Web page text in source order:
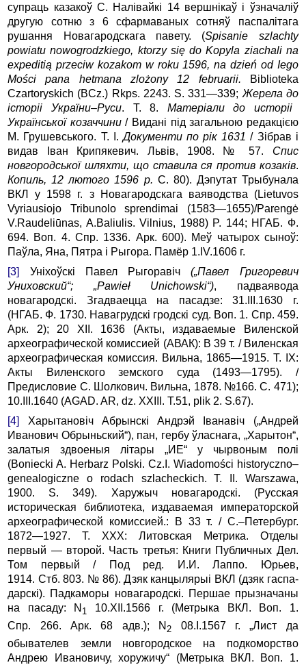
супраць казакоў С. Налівайкі 14 вершнікаў і ўзначаліў
другую сотню з 6 сфармаваных сотняў паспалітага
рушання Новагародскага павету. (Spisanie szlachty
powiatu nowogrodzkiego, ktorzy się do Kopyla ziachali na
expeditią przeciw kozakom w roku 1596, na dzień od Iego
Mości pana hetmana zlożony 12 februarii.
Biblioteka
Czartoryskich (BCz.) Rkps. 2243. S. 331—339; Жерела до
історіі України–Руси. Т. 8. Матеріали до исторіі
Української козаччини/ Видані під загальною редакцією
М. Грушевського. Т. I.Документи по рік 1631 / Зібрав і
видав Іван Крипякевич. Львів, 1908. № 57. Спис
новгородської шляхти, що ставила ся против козаків.
Копиль, 12 лютого 1596 р. С. 80). Дэпутат Трыбунала
ВКЛ у 1598 г. з Нoвагародскага ваяводства (Lietuvos
Vyriausiojo Tribunolo sprendimai (1583—1655)/Parengė
V.Raudeliūnas, A.Baliulis. Vilnius, 1988) P. 144; НГАБ. Ф.
694. Воп. 4. Спр. 1336. Арк. 600). Меў чатырох сыноў:
Паўла, Яна, Пятра і Рыгора. Памёр 1.IV.1606 г.
[3]
Унiхоўскi Павел Рыгоравіч(„Павел Григоревич
Униховский“; „Pawieł Unichowski“), падваявода
новагародскі. Згадваецца на пасадзе: 31.III.1630 г.
(НГАБ. Ф. 1730. Навагрудскi гродскi суд. Воп. 1. Спр. 459.
Арк. 2); 20 XII. 1636 (Акты, издаваемые Виленской
архео­графической комиссией (АВАК): В 39 т. / Виленская
археографическая комиссия. Вильна, 1865—1915. T. IX:
Акты Виленского земского суда (1493—1795). /
Предисловие С. Шолкович. Вильна, 1878. №166. С. 471);
10.III.1640 (AGAD. AR, dz. XXIII. T.51, plik 2. S.67).
[4]
Харытановiч Абрынскі Андрэй Іванавiч („Андрей
Иванович Обрынь­ский“), пан, гербу ўласнага, „Харытон“,
залатыя здвоеныя літары „ИЕ“ у чырвоным полі
(Boniecki A. Herbarz Polski. Cz.I. Wiadomości his­to­ryczno–
genealogiczne o rodach szlacheckich. T. II. Warszawa,
1900. S. 349). Харужыч новага­родскi. (Русская
историческая библиотека, издаваемая император­ской
археографической комиссией.: В 33 т. / С.–Петербург.
1872—1927. Т. XXX: Литовская Метрика. Отделы
первый — второй. Часть третья: Книги Публичных Дел.
Том первый / Под ред. И.И. Лаппо. Юрьев,
1914. Стб. 803. № 86). Дзяк канцылярыі ВКЛ (дзяк гас­па­
дарскi). Падкаморы новагародскi. Першае пры­значаны
на пасаду: N 1 10.XII.1566 г. (Метрыка ВКЛ. Воп. 1.
Спр. 266. Арк. 68 адв.); N 2 08.I.1567 г. „Лист да
обывателев земли новгородское на подкоморство
Андрею Ивановичу, хоружичу“ (Метрыка ВКЛ. Воп. 1.